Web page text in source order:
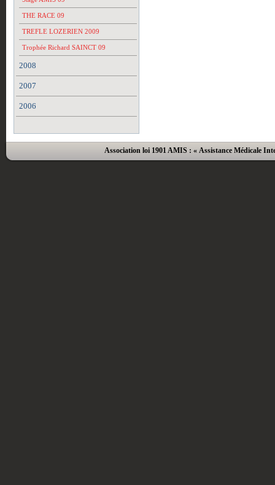
THE RACE 09
TREFLE LOZERIEN 2009
Trophée Richard SAINCT 09
2008
2007
2006
Association loi 1901 AMIS : « Assistance Médicale